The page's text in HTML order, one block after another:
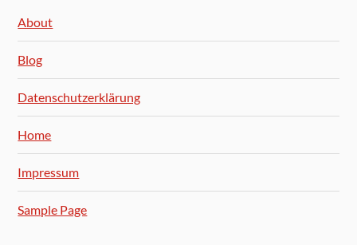
About
Blog
Datenschutzerklärung
Home
Impressum
Sample Page